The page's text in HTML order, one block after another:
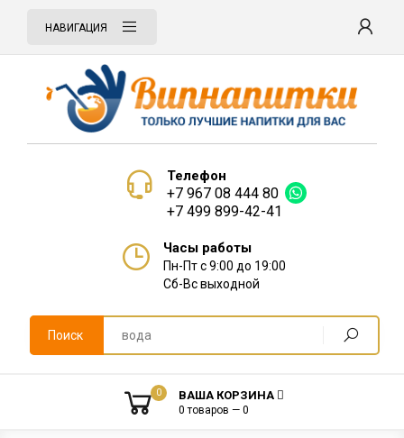
НАВИГАЦИЯ
Телефон
+7 967 08 444 80
+7 499 899-42-41
Часы работы
Пн-Пт с 9:00 до 19:00
Сб-Вс выходной
Поиск
0 ВАША КОРЗИНА
0 товаров — 0